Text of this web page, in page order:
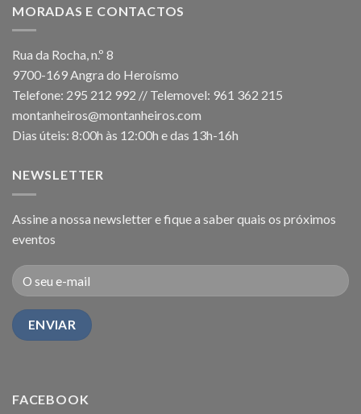
MORADAS E CONTACTOS
Rua da Rocha, n.º 8
9700-169 Angra do Heroísmo
Telefone: 295 212 992 // Telemovel: 961 362 215
montanheiros@montanheiros.com
Dias úteis: 8:00h às 12:00h e das 13h-16h
NEWSLETTER
Assine a nossa newsletter e fique a saber quais os próximos
eventos
FACEBOOK